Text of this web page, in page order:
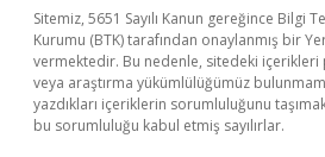
Sitemiz, 5651 Sayılı Kanun gereğince Bilgi
Kurumu (BTK) tarafından onaylanmış bir
vermektedir. Bu nedenle, sitedeki
veya araştırma yükümlülüğümüz
yazdıkları içeriklerin sorumluluğunu
bu sorumluluğu kabul etmiş sayılırlar.